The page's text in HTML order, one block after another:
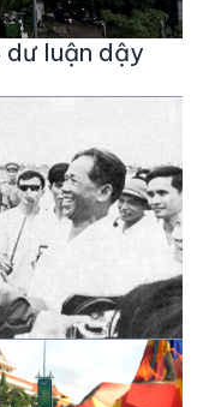
dư luận dậy